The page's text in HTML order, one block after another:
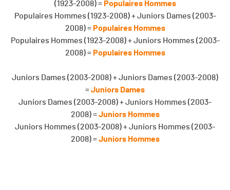
(1923-2008) = Populaires Hommes
Populaires Hommes (1923-2008) + Juniors Dames (2003-
2008) = Populaires Hommes
Populaires Hommes (1923-2008) + Juniors Hommes (2003-
2008) = Populaires Hommes
Juniors Dames (2003-2008) + Juniors Dames (2003-2008)
=Juniors Dames
Juniors Dames (2003-2008) + Juniors Hommes (2003-
2008) =Juniors Hommes
Juniors Hommes (2003-2008) + Juniors Hommes (2003-
2008) =Juniors Hommes